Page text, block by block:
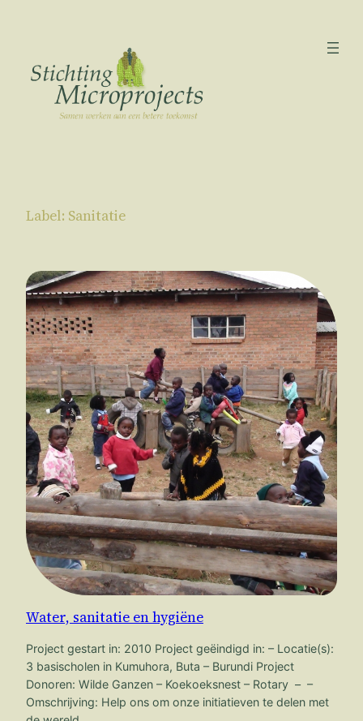
inhoud
Label: Sanitatie
Water, sanitatie en hygiëne
Project gestart in: 2010 Project geëindigd in: – Locatie(s):
3 basischolen in Kumuhora, Buta – Burundi Project
Donoren: Wilde Ganzen – Koekoeksnest – Rotary – –
Omschrijving: Help ons om onze initiatieven te delen met